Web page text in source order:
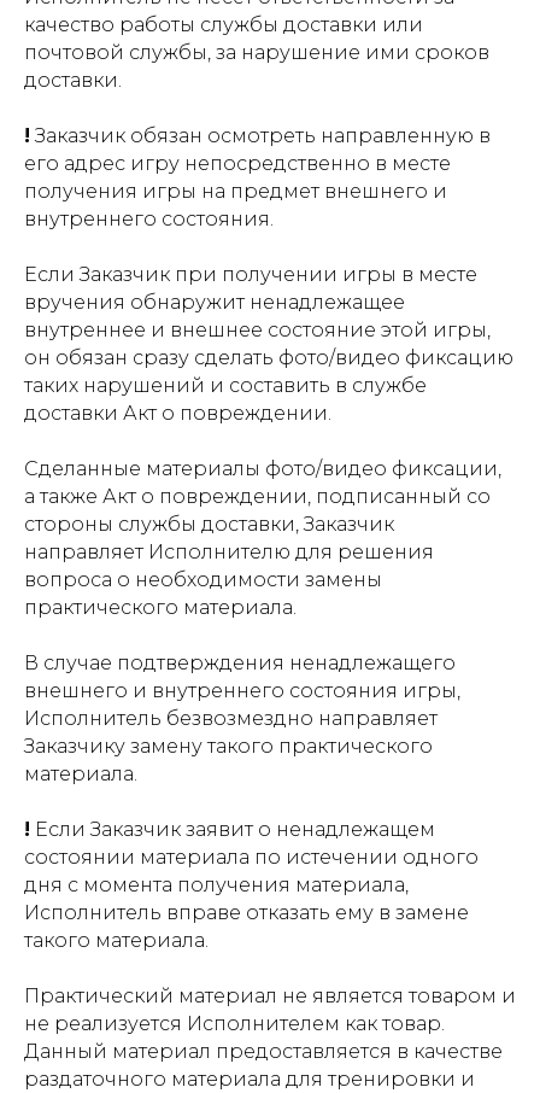
качество работы службы доставки или
почтовой службы, за нарушение ими сроков
доставки.
! Заказчик обязан осмотреть направленную в
его адрес игру непосредственно в месте
получения игры на предмет внешнего и
внутреннего состояния.
Если Заказчик при получении игры в месте
вручения обнаружит ненадлежащее
внутреннее и внешнее состояние этой игры,
он обязан сразу сделать фото/видео фиксацию
таких нарушений и составить в службе
доставки Акт о повреждении.
Сделанные материалы фото/видео фиксации,
а также Акт о повреждении, подписанный со
стороны службы доставки, Заказчик
направляет Исполнителю для решения
вопроса о необходимости замены
практического материала.
В случае подтверждения ненадлежащего
внешнего и внутреннего состояния игры,
Исполнитель безвозмездно направляет
Заказчику замену такого практического
материала.
! Если Заказчик заявит о ненадлежащем
состоянии материала по истечении одного
дня с момента получения материала,
Исполнитель вправе отказать ему в замене
такого материала.
Практический материал не является товаром и
не реализуется Исполнителем как товар.
Данный материал предоставляется в качестве
раздаточного материала для тренировки и